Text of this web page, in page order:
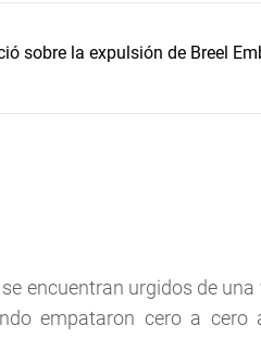
sobre la expulsión de Breel
encuentran urgidos de
empataron cero a cero